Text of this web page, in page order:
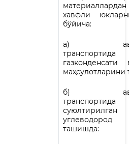
хавфли
бўйича:
а)
б)
транспортида
суюлтирилган
ташишда: